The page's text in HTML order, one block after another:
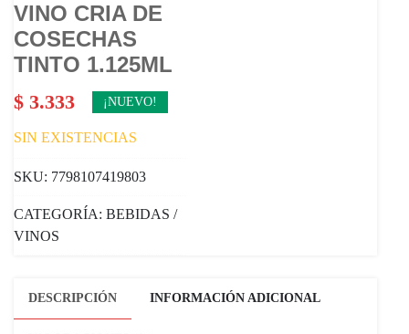
VINO CRIA DE
COSECHAS
TINTO 1.125ML
$ 3.333 ¡NUEVO!
SIN EXISTENCIAS
SKU: 7798107419803
CATEGORÍA: BEBIDAS /
VINOS
DESCRIPCIÓN INFORMACIÓN ADICIONAL